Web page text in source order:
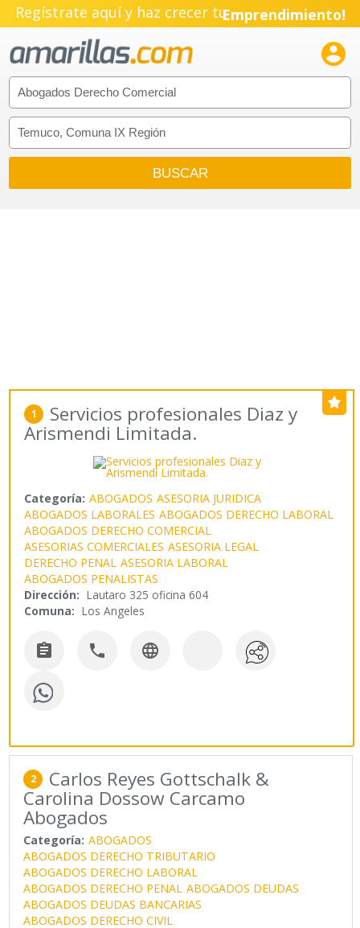
Regístrate aquí y haz crecer tuEmprendimiento!

1 Servicios profesionales Diaz y
Arismendi Limitada.
Categoría: ABOGADOS ASESORIA JURIDICA
ABOGADOS LABORALES ABOGADOS DERECHO LABORAL
ABOGADOS DERECHO COMERCIAL
ASESORIAS COMERCIALES ASESORIA LEGAL
DERECHO PENAL ASESORIA LABORAL
ABOGADOS PENALISTAS
Dirección: Lautaro 325 oficina 604
Comuna: Los Angeles
  
2 Carlos Reyes Gottschalk &
Carolina Dossow Carcamo
Abogados
Categoría: ABOGADOS
ABOGADOS DERECHO TRIBUTARIO
ABOGADOS DERECHO LABORAL
ABOGADOS DERECHO PENAL ABOGADOS DEUDAS
ABOGADOS DEUDAS BANCARIAS
ABOGADOS DERECHO CIVIL